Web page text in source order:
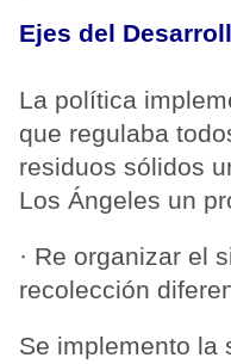
Ejes del
La política
que regulaba
residuos sólidos
Los Ángeles un
· Re organizar el
recolección
Se implemento la